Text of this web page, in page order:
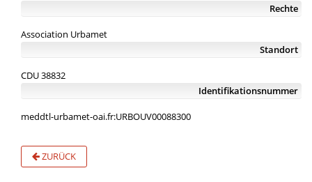
Rechte
Association Urbamet
Standort
CDU 38832
Identifikationsnummer
meddtl-urbamet-oai.fr:URBOUV00088300
ZURÜCK